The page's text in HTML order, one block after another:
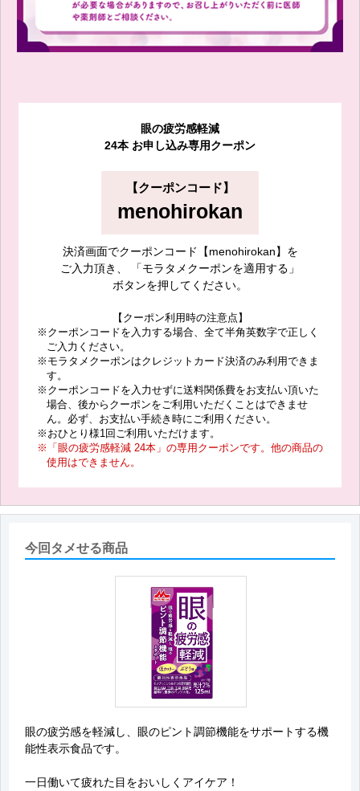
眼の疲労感軽減
24本お申し込み専用クーポン
【クーポンコード】
menohirokan
決済画面でクーポンコード【menohirokan】を
ご入力頂き、
「モラタメクーポンを適用する」
ボタンを押してください。
【クーポン利用時の注意点】
※クーポンコードを入力する場合、全て半角英数字で正しく
ご入力ください。
※モラタメクーポンはクレジットカード決済のみ利用できま
す。
※クーポンコードを入力せずに送料関係費をお支払い頂いた
場合、後からクーポンをご利用いただくことはできませ
ん。必ず、お支払い手続き時にご利用ください。
※おひとり様1回ご利用いただけます。
※「眼の疲労感軽減 24本」の専用クーポンです。他の商品の
使用はできません。
今回タメせる商品
眼の疲労感を軽減し、眼のピント調節機能をサポートする機
能性表示食品です。
一日働いて疲れた目をおいしくアイケア！